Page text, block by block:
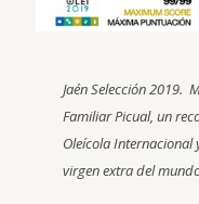
Jaén Selección 2019.
Familiar Picual, un
Oleícola Internacional
virgen extra del